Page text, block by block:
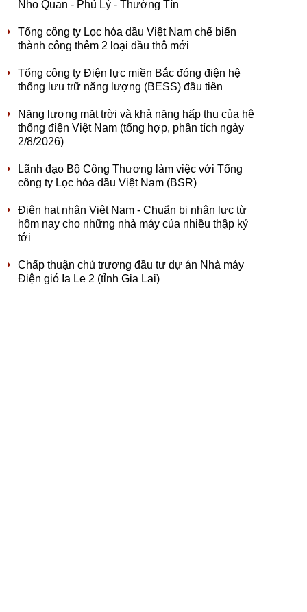
Nho Quan - Phủ Lý - Thường Tín
Tổng công ty Lọc hóa dầu Việt Nam chế biến
thành công thêm 2 loại dầu thô mới
Tổng công ty Điện lực miền Bắc đóng điện hệ
thống lưu trữ năng lượng (BESS) đầu tiên
Năng lượng mặt trời và khả năng hấp thụ của hệ
thống điện Việt Nam (tổng hợp, phân tích ngày
2/8/2026)
Lãnh đạo Bộ Công Thương làm việc với Tổng
công ty Lọc hóa dầu Việt Nam (BSR)
Điện hạt nhân Việt Nam - Chuẩn bị nhân lực từ
hôm nay cho những nhà máy của nhiều thập kỷ
tới
Chấp thuận chủ trương đầu tư dự án Nhà máy
Điện gió Ia Le 2 (tỉnh Gia Lai)